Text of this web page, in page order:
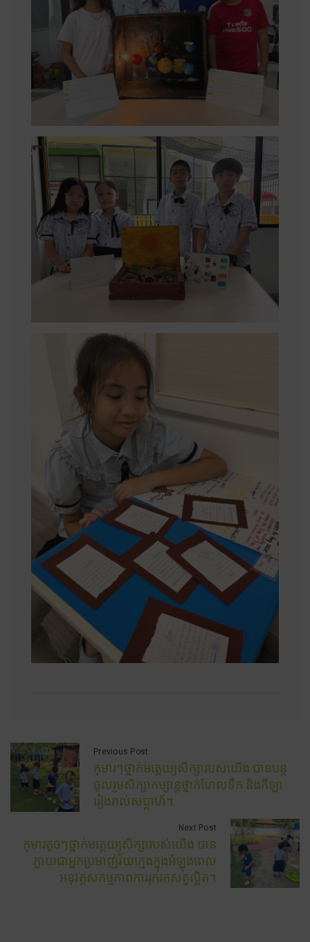
Previous Post
កុមារៗថ្នាក់មត្តេយ្យសិក្សារបស់យើង បានបន្ត
ចូលរួមសិក្សាកម្សាន្តថ្នាក់ហែលទឹក និងកីឡា
រៀងរាល់សប្តាហ៍។
Next Post
កុមារតូចៗថ្នាក់មត្តេយ្យសិក្សារបស់យើង បាន
ក្លាយជាអ្នកប្រមាញ់វ័យក្មេងក្នុងអំឡុងពេល
អនុវត្តសកម្មភាពការរុករកសត្វល្អិត។